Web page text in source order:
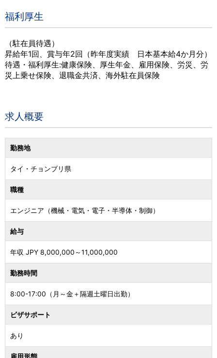
福利厚生
（駐在員待遇）
昇給年1回、賞与年2回（昨年度実績 日本基本給4か月分）
待遇・福利厚生:健康保険、厚生年金、雇用保険、労災、労
災上乗せ保険、退職金共済、海外駐在員保険
求人概要
勤務地
タイ ・ チョンブリ県
職種
エンジニア（機械・電気・電子・半導体・制御）
給与
年収 JPY 8,000,000 ～11,000,000
勤務時間
8:00-17:00（月～金＋隔週土曜日出勤）
ビザサポート
あり
雇用形態